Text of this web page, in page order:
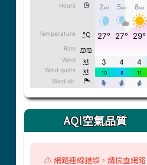
AQI空氣品質
⚠️ 網路連線錯誤，請檢查網路